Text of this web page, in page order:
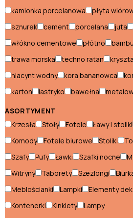
Wózki ogrodowe
Leżaki i longi
Łóżka ogrodowe
Meble ogrodowe
Fotele ogrodowe
Komplety mebli
Krzesła ogrodowe
kamionka porcelanowa
płyta
sznurek
cement porcelana juta
włókno cementowe
płótno
trawa morska
techno ratan
hiacynt wodny
kora bananowca
karton
lastryko bawełna
ASORTYMENT
Krzesła
Stoły Fotele Ławy i stoliki
Komody
Fotele biurowe Stoliki
Szafy
Pufy Ławki Szafki nocne
Witryny
Taborety Szezlongi
Meblościanki
Lampki Elementy
Kontenerki
Kinkiety Lampy